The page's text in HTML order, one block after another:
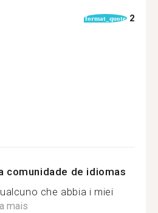
format_quote 2
comunidade de idiomas
che abbia i miei
mais